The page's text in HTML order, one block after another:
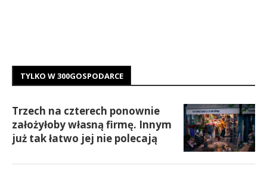
TYLKO W 300GOSPODARCE
Trzech na czterech ponownie
założyłoby własną firmę. Innym
już tak łatwo jej nie polecają